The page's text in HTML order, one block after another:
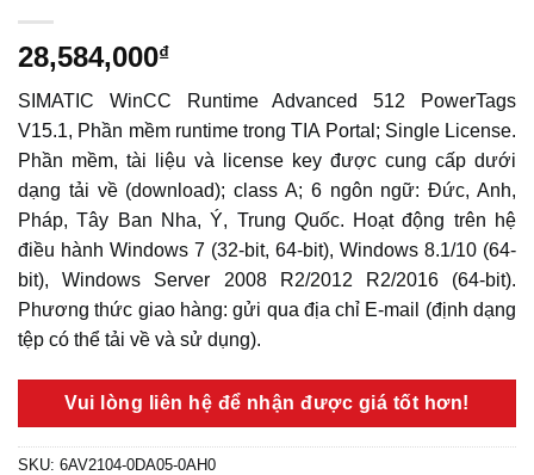
28,584,000₫
SIMATIC WinCC Runtime Advanced 512 PowerTags
V15.1, Phần mềm runtime trong TIA Portal; Single License.
Phần mềm, tài liệu và license key được cung cấp dưới
dạng tải về (download); class A; 6 ngôn ngữ: Đức, Anh,
Pháp, Tây Ban Nha, Ý, Trung Quốc. Hoạt động trên hệ
điều hành Windows 7 (32-bit, 64-bit), Windows 8.1/10 (64-
bit), Windows Server 2008 R2/2012 R2/2016 (64-bit).
Phương thức giao hàng: gửi qua địa chỉ E-mail (định dạng
tệp có thể tải về và sử dụng).
Vui lòng liên hệ để nhận được giá tốt hơn!
SKU: 6AV2104-0DA05-0AH0